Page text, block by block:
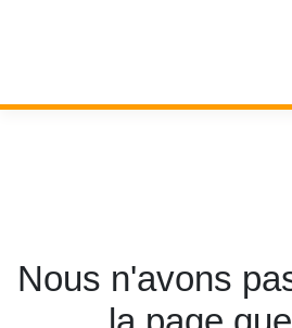
Erreur 404
Nous n'avons